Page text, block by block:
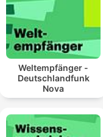
Weltempfänger -
Deutschlandfunk
Nova